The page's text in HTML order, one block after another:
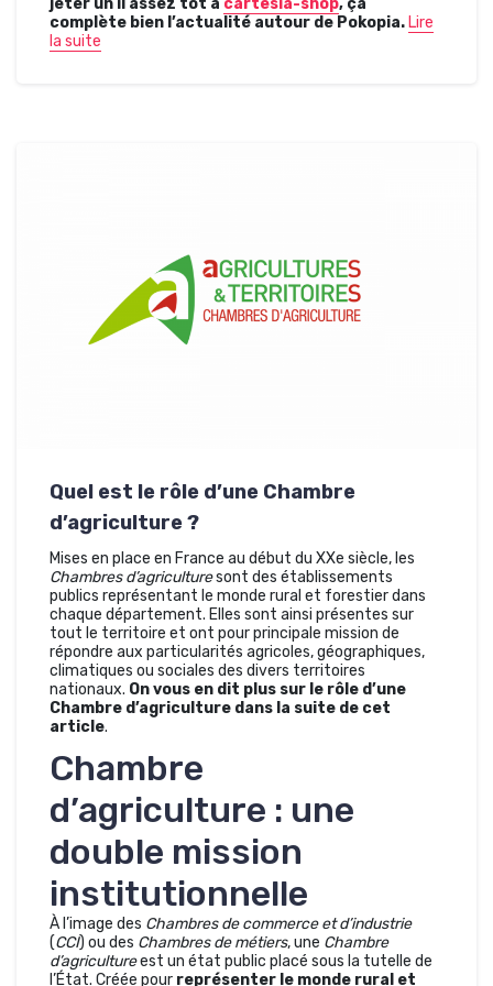
complète bien l’actualité autour de Pokopia. Lire
la suite
Quel est le rôle d’une Chambre
d’agriculture ?
Mises en place en France au début du XXe siècle, les
Chambres d’agriculturesont des établissements
publics représentant le monde rural et forestier dans
chaque département. Elles sont ainsi présentes sur
tout le territoire et ont pour principale mission de
répondre aux particularités agricoles, géographiques,
climatiques ou sociales des divers territoires
nationaux. On vous en dit plus sur le rôle d’une
Chambre d’agriculture dans la suite de cet
article.
Chambre
d’agriculture : une
double mission
institutionnelle
À l’image des Chambres de commerce et d’industrie
(CCI) ou des Chambres de métiers, une Chambre
d’agricultureest un état public placé sous la tutelle de
l’État. Créée pour représenter le monde rural et